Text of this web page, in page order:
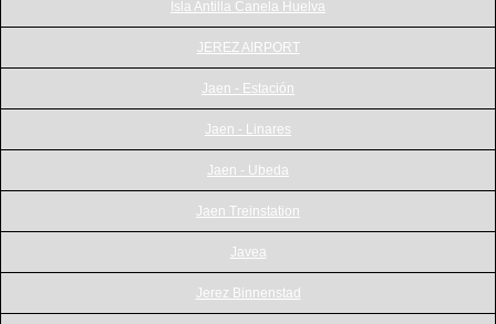
Isla Antilla Canela Huelva
JEREZ AIRPORT
Jaen - Estación
Jaen - Linares
Jaen - Ubeda
Jaen Treinstation
Javea
Jerez Binnenstad